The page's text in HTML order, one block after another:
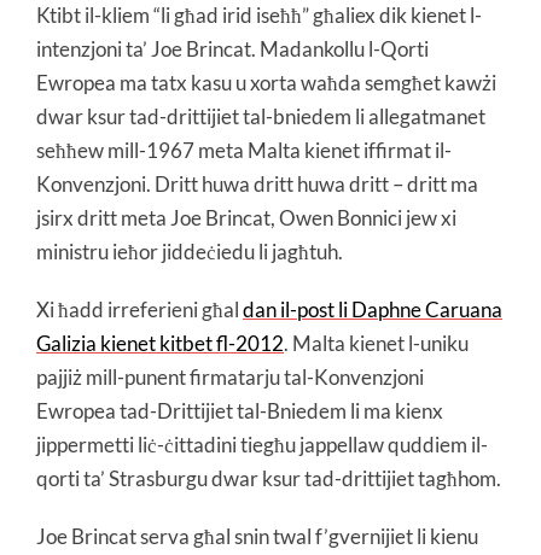
Ktibt il-kliem “li għad irid iseħħ” għaliex dik kienet l-
intenzjoni ta’ Joe Brincat. Madankollu l-Qorti
Ewropea ma tatx kasu u xorta waħda semgħet kawżi
dwar ksur tad-drittijiet tal-bniedem li allegatmanet
seħħew mill-1967 meta Malta kienet iffirmat il-
Konvenzjoni. Dritt huwa dritt huwa dritt – dritt ma
jsirx dritt meta Joe Brincat, Owen Bonnici jew xi
ministru ieħor jiddeċiedu li jagħtuh.
Xi ħadd irreferieni għaldan il-post li Daphne Caruana
Galizia kienet kitbet fl-2012. Malta kienet l-uniku
pajjiż mill-punent firmatarju tal-Konvenzjoni
Ewropea tad-Drittijiet tal-Bniedem li ma kienx
jippermetti liċ-ċittadini tiegħu jappellaw quddiem il-
qorti ta’ Strasburgu dwar ksur tad-drittijiet tagħhom.
Joe Brincat serva għal snin twal f’gvernijiet li kienu